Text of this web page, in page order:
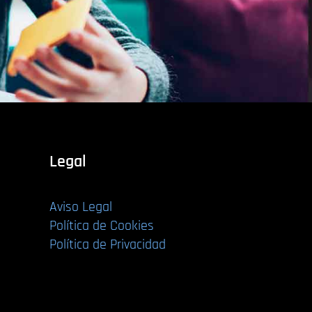
Legal
Aviso Legal
Política de Cookies
Política de Privacidad